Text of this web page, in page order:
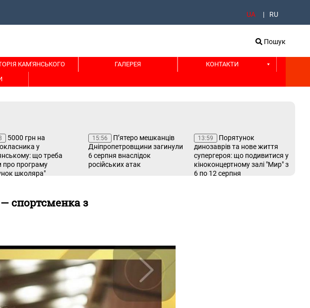
UA RU
Пошук
КАМ'ЯНСЬКОГО ГАЛЕРЕЯ
КОНТАКТИ
5000 грн на
у
що треба
про програму
школяра"
15:56
П’ятеро мешканців
Дніпропетровщини загинули
6 серпня внаслідок
російських атак
13:59
Порятунок
динозаврів та нове життя
супергероя: що подивитися у
кіноконцертному залі "Мир" з
6 по 12 серпня
спортсменка з